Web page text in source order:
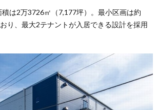
は2万3726㎡（7,177坪）。最小区画は約
り、最大2テナントが入居できる設計を採用